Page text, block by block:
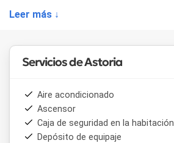
Leer más ↓
Servicios de Astoria
Aire acondicionado
Ascensor
Caja de seguridad en la habitación
Depósito de equipaje